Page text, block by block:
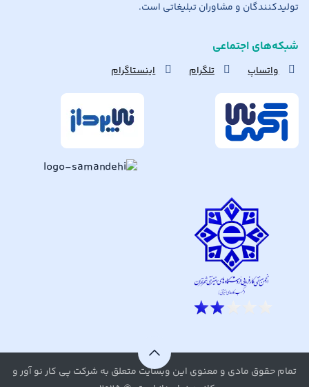
تولیدکنندگان و مشاوران تبلیغاتی است.
شبکه‌های اجتماعی
واتساپ تلگرام اینستاگرام
تمام حقوق مادی و معنوی این وبسایت متعلق به شرکت پی کار نو آور و